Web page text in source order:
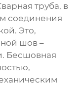
труба, в
соединения
Это,
шов –
Бесшовная